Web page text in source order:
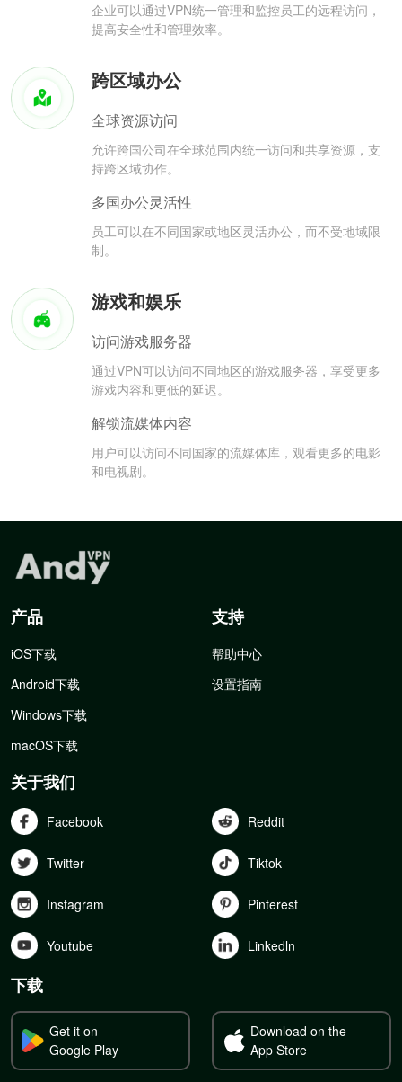
企业可以通过VPN统一管理和监控员工的远程访问，
提高安全性和管理效率。
跨区域办公
全球资源访问
允许跨国公司在全球范围内统一访问和共享资源，支
持跨区域协作。
多国办公灵活性
员工可以在不同国家或地区灵活办公，而不受地域限
制。
游戏和娱乐
访问游戏服务器
通过VPN可以访问不同地区的游戏服务器，享受更多
游戏内容和更低的延迟。
解锁流媒体内容
用户可以访问不同国家的流媒体库，观看更多的电影
和电视剧。
产品
iOS下载
Android下载
Windows下载
macOS下载
支持
帮助中心
设置指南
关于我们
Facebook Reddit
Twitter Tiktok
Instagram Pinterest
Youtube Linkedln
下载
Get it on
Google Play
Download on the
App Store